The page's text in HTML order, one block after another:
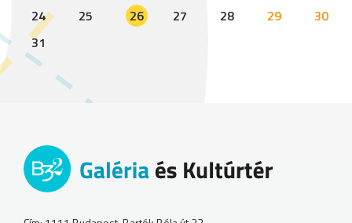
24
25 26 27 28 29
30
31